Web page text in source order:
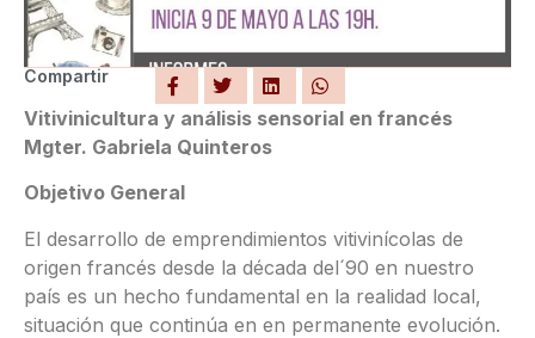
Compartir
Vitivinicultura y análisis sensorial en francés
Mgter. Gabriela Quinteros
Objetivo General
El desarrollo de emprendimientos vitivinícolas de
origen francés desde la década del´90 en nuestro
país es un hecho fundamental en la realidad local,
situación que continúa en en permanente evolución.